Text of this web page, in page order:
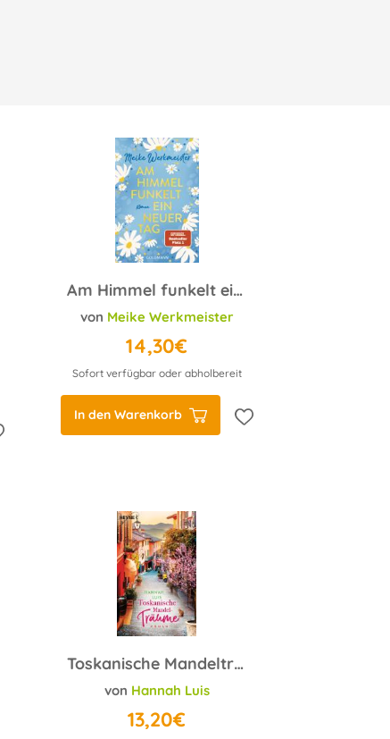
Am Himmel funkelt ein neuer Tag
von Meike Werkmeister
14,30€
Sofort verfügbar oder abholbereit
In den Warenkorb
Toskanische Mandelträume
von Hannah Luis
13,20€